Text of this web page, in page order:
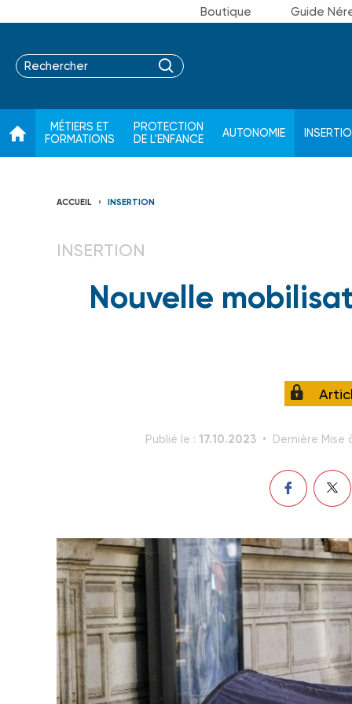
Boutique Guide
MÉTIERS ET
FORMATIONS
PROTECTION
DE L'ENFANCE
AUTONOMIE
ACCUEIL INSERTION
INSERTION
Nouvelle
Publié le : 17.10.2023 Dernière Mise